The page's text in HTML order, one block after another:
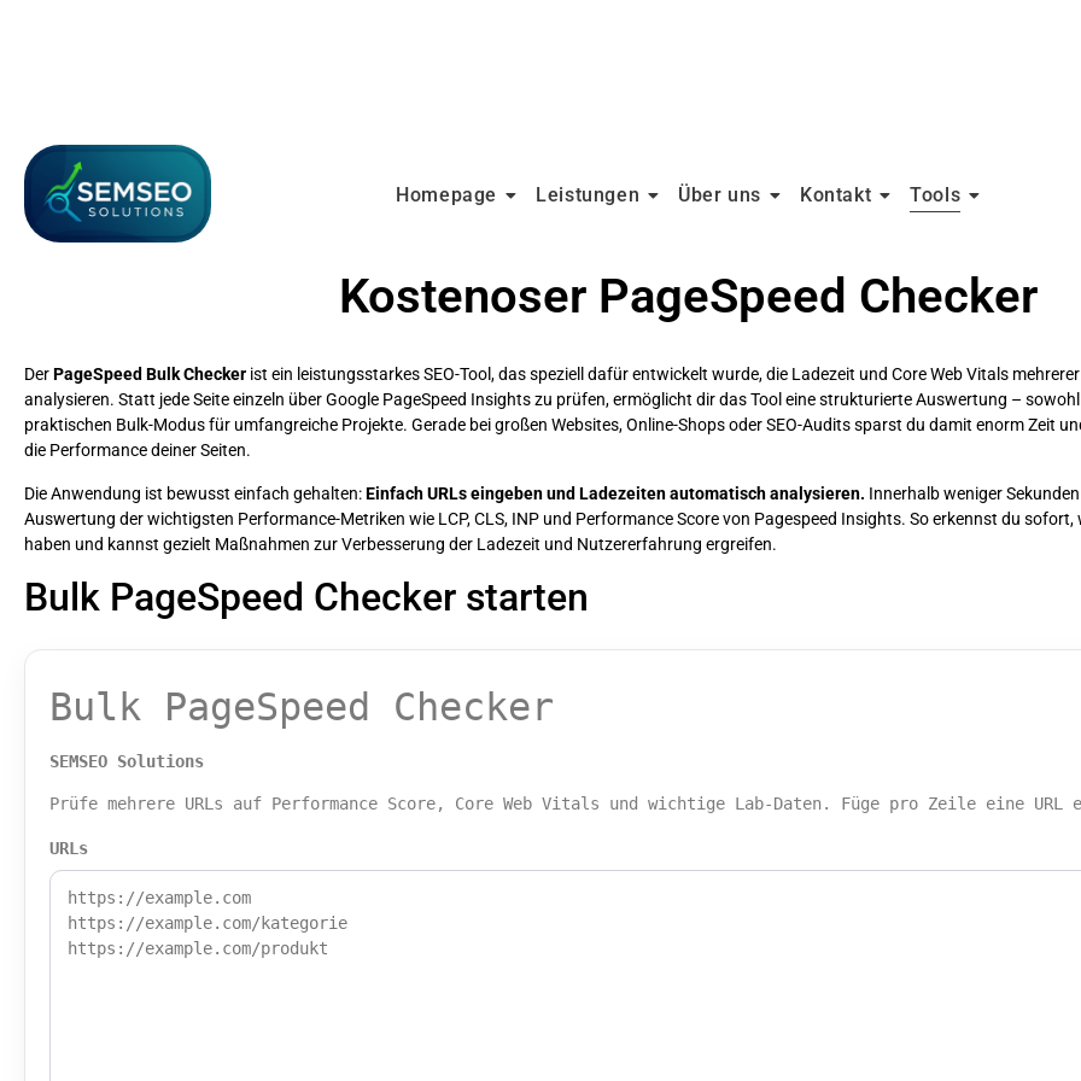
Homepage Leistungen Über uns Kontakt Tools
Kostenoser PageSpeed Checker
DerPageSpeed Bulk Checker ist ein leistungsstarkes SEO-Tool, das speziell dafür entwickelt wurde, die Ladezeit und Core Web Vitals
analysieren. Statt jede Seite einzeln über Google PageSpeed Insights zu prüfen, ermöglicht dir das Tool eine strukturierte Auswertung –
praktischen Bulk-Modus für umfangreiche Projekte. Gerade bei großen Websites, Online-Shops oderSEO-Auditssparst du damit enorm Zeit
die Performance deiner Seiten.
Die Anwendung ist bewusst einfach gehalten:Einfach URLs eingeben und Ladezeiten automatisch analysieren. Innerhalb weniger
Auswertung der wichtigsten Performance-Metriken wie LCP, CLS, INP und Performance Score von Pagespeed Insights. So erkennst du
haben und kannst gezielt Maßnahmen zur Verbesserung der Ladezeit und Nutzererfahrung ergreifen.
Bulk PageSpeed Checker starten
Bulk PageSpeed Checker
SEMSEO Solutions
Prüfe mehrere URLs auf Performance Score, Core Web Vitals und wichtige Lab-Daten. Füge pro Zeile eine URL
URLs